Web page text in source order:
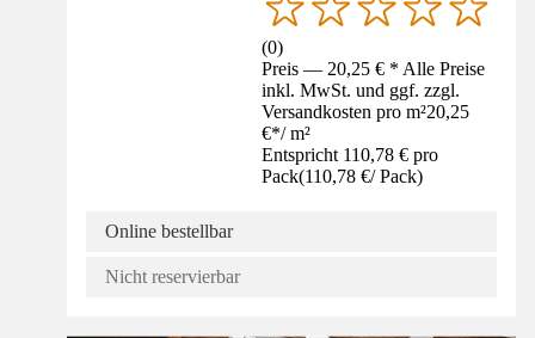
(0)
Preis — 20,25 € * Alle Preise
inkl. MwSt. und ggf. zzgl.
Versandkosten pro m²20,25
€*/ m²
Entspricht 110,78 € pro
Pack(110,78 €/ Pack)
Online bestellbar
Nicht reservierbar